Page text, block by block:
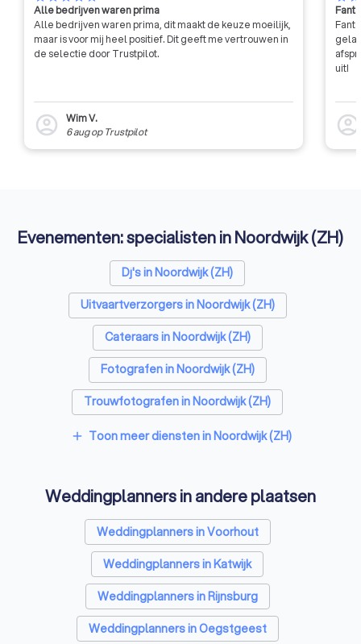
Alle bedrijven waren prima
Alle bedrijven waren prima, dit maakt de keuze moeilijk,
maar is voor mij heel positief. Dit geeft me vertrouwen in
de selectie door Trustpilot.
account_circle
Wim V.
6 augop Trustpilot
uit!
account_circle
Evenementen: specialisten in Noordwijk (ZH)
Dj's in Noordwijk (ZH)
Uitvaartverzorgers in Noordwijk (ZH)
Cateraars in Noordwijk (ZH)
Fotografen in Noordwijk (ZH)
Trouwfotografen in Noordwijk (ZH)
Videografen in Noordwijk (ZH)
add Toon meer diensten in Noordwijk (ZH)
Weddingplanners in andere plaatsen
Weddingplanners in Voorhout
Weddingplanners in Katwijk
Weddingplanners in Rijnsburg
Weddingplanners in Oegstgeest